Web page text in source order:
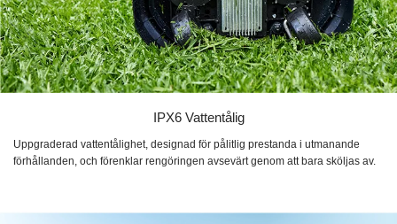
IPX6 Vattentålig
Uppgraderad vattentålighet, designad för pålitlig prestanda i utmanande
förhållanden, och förenklar rengöringen avsevärt genom att bara sköljas av.